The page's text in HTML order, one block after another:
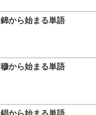
錦から始まる単語
穆から始まる単語